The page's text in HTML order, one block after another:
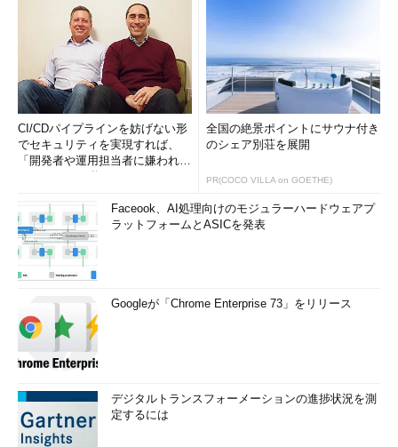
CI/CDパイプラインを妨げない形
でセキュリティを実現すれば、
「開発者や運用担当者に嫌われな
全国の絶景ポイントにサウナ付き
のシェア別荘を展開
PR(COCO VILLA on GOETHE)
Faceook、AI処理向けのモジュラーハードウェアプ
ラットフォームとASICを発表
Googleが「Chrome Enterprise 73」をリリース
デジタルトランスフォーメーションの進捗状況を測
定するには